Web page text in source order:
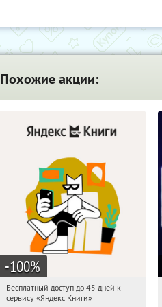
Похожие акции:
-100%
06:26:24
Получи первым!
Бесплатный доступ до 45 дней к
сервису «Яндекс Книги»